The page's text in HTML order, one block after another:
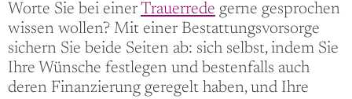
Worte Sie bei einerTrauerrede gerne gesprochen
wissen wollen? Mit einer Bestattungsvorsorge
sichern Sie beide Seiten ab: sich selbst, indem Sie
Ihre Wünsche festlegen und bestenfalls auch
deren Finanzierung geregelt haben, und Ihre